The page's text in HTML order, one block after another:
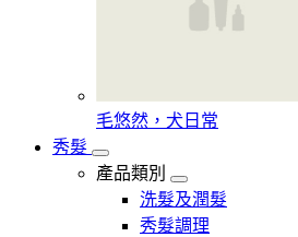
毛悠然，犬日常
秀髮
產品類別
洗髮及潤髮
秀髮調理